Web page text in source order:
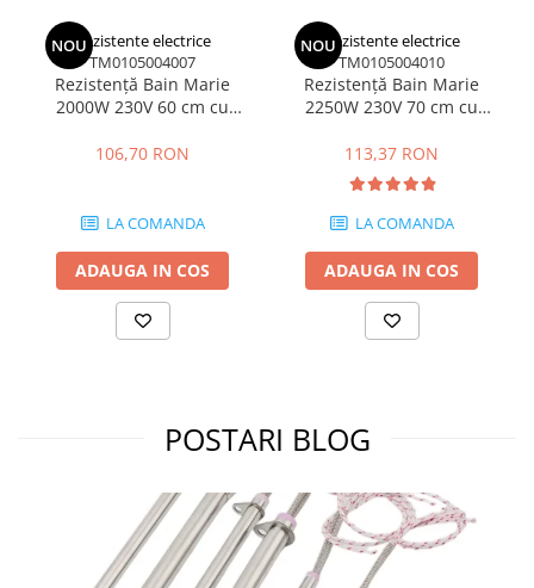
NOURezistente electrice
TM0105004007
Rezistență Bain Marie
2000W 230V 60 cm cu
106,70 RON
LA COMANDA
ADAUGA IN COS
NOURezistente electrice
TM0105004010
Rezistență Bain Marie
2250W 230V 70 cm cu
113,37 RON
LA COMANDA
ADAUGA IN COS
POSTARI BLOG